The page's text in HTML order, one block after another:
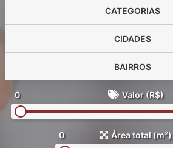
CATEGORIAS
CIDADES
BAIRROS
0 Valor (R$)
0 Área total (m²)